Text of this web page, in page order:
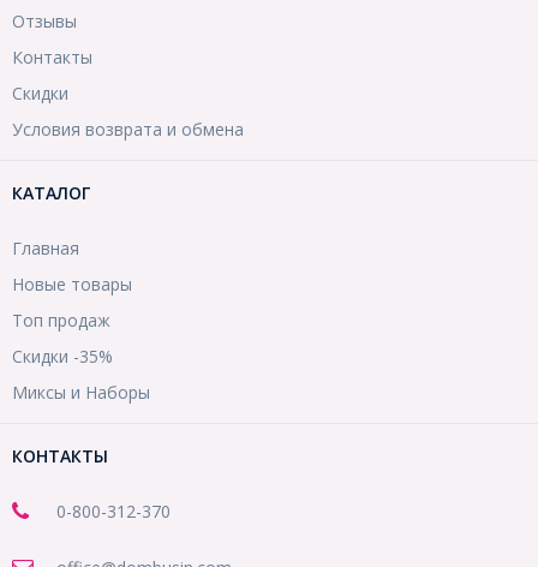
Отзывы
Контакты
Скидки
Условия возврата и обмена
КАТАЛОГ
Главная
Новые товары
Топ продаж
Скидки -35%
Миксы и Наборы
КОНТАКТЫ
0-800-312-370